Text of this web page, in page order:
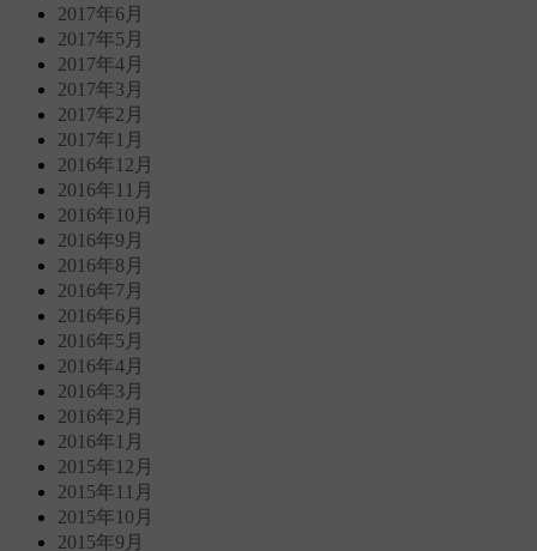
2017年6月
2017年5月
2017年4月
2017年3月
2017年2月
2017年1月
2016年12月
2016年11月
2016年10月
2016年9月
2016年8月
2016年7月
2016年6月
2016年5月
2016年4月
2016年3月
2016年2月
2016年1月
2015年12月
2015年11月
2015年10月
2015年9月